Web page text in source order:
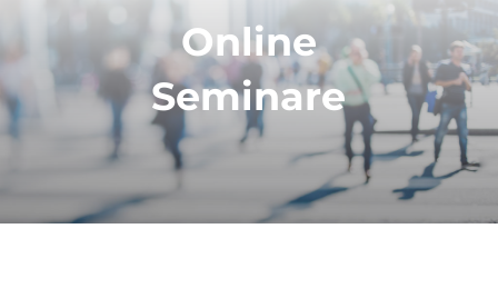
Online
Seminare